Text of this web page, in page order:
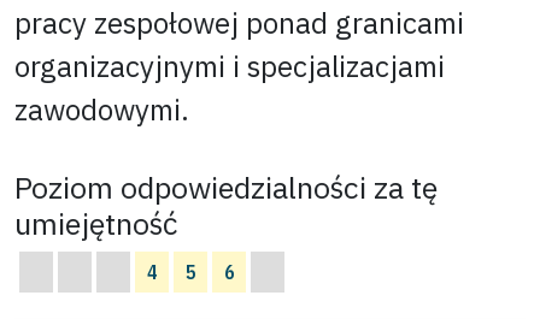
pracy zespołowej ponad granicami
organizacyjnymi i specjalizacjami
zawodowymi.
Poziom odpowiedzialności za tę
umiejętność
4 5 6